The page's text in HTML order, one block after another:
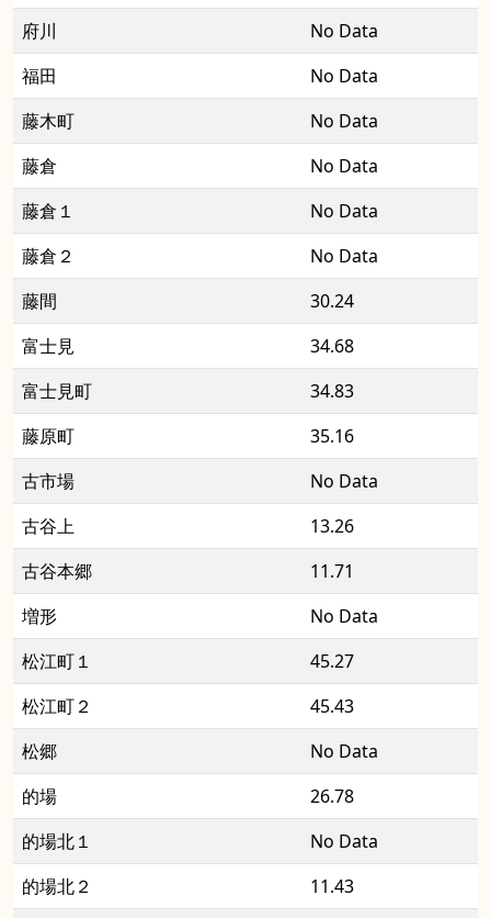
府川
No Data
福田
No Data
藤木町
No Data
藤倉
No Data
藤倉１
No Data
藤倉２
No Data
藤間
30.24
富士見
34.68
富士見町
34.83
藤原町
35.16
古市場
No Data
古谷上
13.26
古谷本郷
11.71
増形
No Data
松江町１
45.27
松江町２
45.43
松郷
No Data
的場
26.78
的場北１
No Data
的場北２
11.43